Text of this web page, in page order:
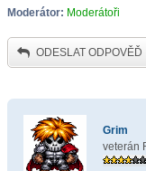
Moderátor: Moderátoři
ODESLAT ODPOVĚĎ
Grim
veterán